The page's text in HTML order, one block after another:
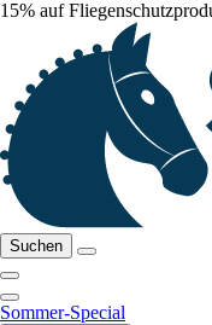
15% auf
Suchen
Sommer-Special